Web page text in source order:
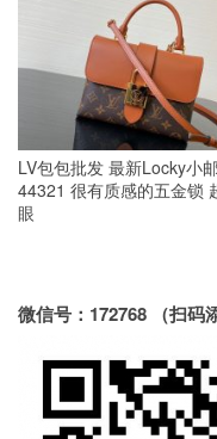
LV包包批发 最新Locky小
44321 很有质感的五金锁
眼
微信号：172768 （扫码